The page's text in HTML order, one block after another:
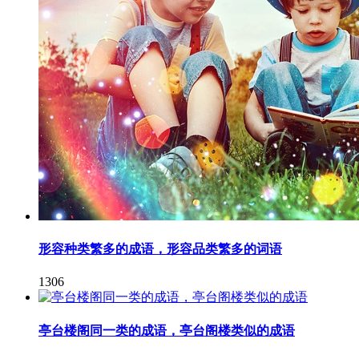
形容种类繁多的成语，形容品类繁多的词语
1306
亭台楼阁同一类的成语，亭台阁楼类似的成语